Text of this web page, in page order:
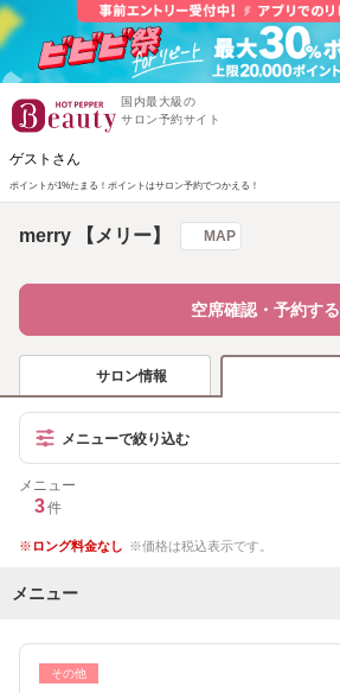
国内最大級の
サロン予約サイト
ゲストさん
ポイントが1%たまる！ ポイントはサロン予約でつかえる！
merry 【メリー】 MAP
空席確認・予約する
サロン情報
メニューで絞り込む
メニュー
3件
ロング料金なし 価格は税込表示です。
メニュー
その他